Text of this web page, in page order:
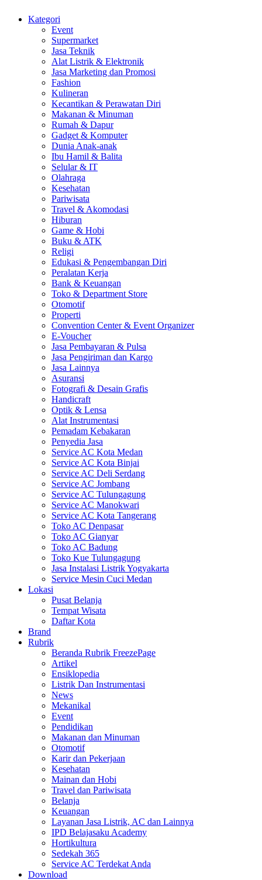
Kategori
Event
Supermarket
Jasa Teknik
Alat Listrik & Elektronik
Jasa Marketing dan Promosi
Fashion
Kulineran
Kecantikan & Perawatan Diri
Makanan & Minuman
Rumah & Dapur
Gadget & Komputer
Dunia Anak-anak
Ibu Hamil & Balita
Selular & IT
Olahraga
Kesehatan
Pariwisata
Travel & Akomodasi
Hiburan
Game & Hobi
Buku & ATK
Religi
Edukasi & Pengembangan Diri
Peralatan Kerja
Bank & Keuangan
Toko & Department Store
Otomotif
Properti
Convention Center & Event Organizer
E-Voucher
Jasa Pembayaran & Pulsa
Jasa Pengiriman dan Kargo
Jasa Lainnya
Asuransi
Fotografi & Desain Grafis
Handicraft
Optik & Lensa
Alat Instrumentasi
Pemadam Kebakaran
Penyedia Jasa
Service AC Kota Medan
Service AC Kota Binjai
Service AC Deli Serdang
Service AC Jombang
Service AC Tulungagung
Service AC Manokwari
Service AC Kota Tangerang
Toko AC Denpasar
Toko AC Gianyar
Toko AC Badung
Toko Kue Tulungagung
Jasa Instalasi Listrik Yogyakarta
Service Mesin Cuci Medan
Lokasi
Pusat Belanja
Tempat Wisata
Daftar Kota
Brand
Rubrik
Beranda Rubrik FreezePage
Artikel
Ensiklopedia
Listrik Dan Instrumentasi
News
Mekanikal
Event
Pendidikan
Makanan dan Minuman
Otomotif
Karir dan Pekerjaan
Kesehatan
Mainan dan Hobi
Travel dan Pariwisata
Belanja
Keuangan
Layanan Jasa Listrik, AC dan Lainnya
IPD Belajasaku Academy
Hortikultura
Sedekah 365
Service AC Terdekat Anda
Download